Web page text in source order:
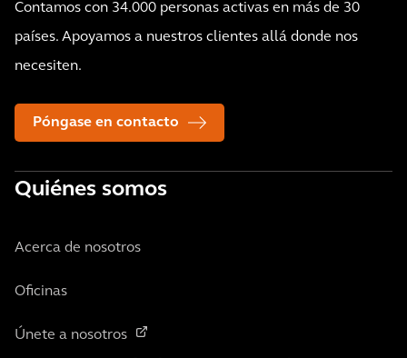
Contamos con 34.000 personas activas en más de 30
países. Apoyamos a nuestros clientes allá donde nos
necesiten.
Póngase en contacto
Quiénes somos
Acerca de nosotros
Oficinas
Únete a nosotros